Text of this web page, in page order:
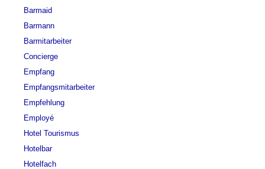
Lehrstellen
finden
Lehrstellen
gratis
inserieren
Barmaid
Barmann
Barmitarbeiter
Concierge
Empfang
Empfangsmitarbeiter
Empfehlung
Employé
Hotel Tourismus
Hotelbar
Hotelfach